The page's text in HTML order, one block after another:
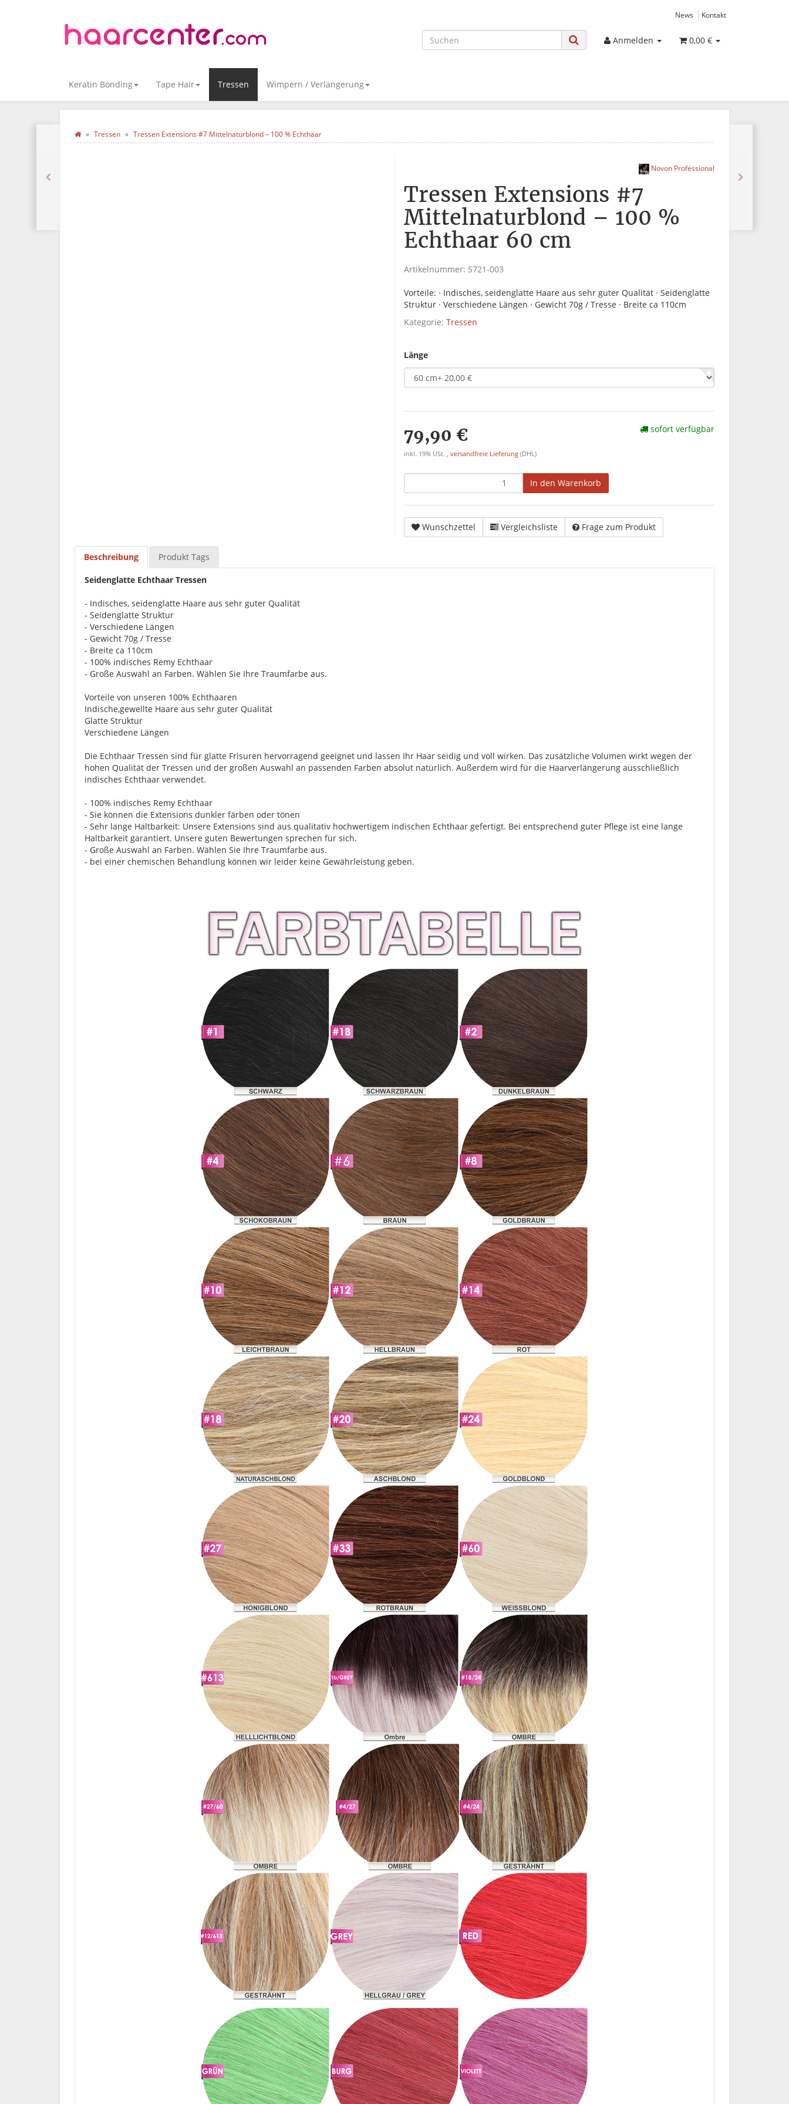
News Kontakt
Anmelden 0,00 €
Keratin Bonding Tape Hair Tressen Wimpern / Verlängerung
Tressen Tressen Extensions #7 Mittelnaturblond – 100 % Echthaar
Novon Professional
Tressen Extensions #7
Mittelnaturblond – 100 %
Echthaar 60 cm
Artikelnummer: 5721-003
Vorteile: · Indisches, seidenglatte Haare aus sehr guter Qualität · Seidenglatte
Struktur · Verschiedene Längen · Gewicht 70g / Tresse · Breite ca 110cm
Kategorie: Tressen
Länge
79,90 €
inkl. 19% USt. , versandfreie Lieferung (DHL)
sofort verfügbar
In den Warenkorb
Wunschzettel Vergleichsliste Frage zum Produkt
Beschreibung Produkt Tags
Seidenglatte Echthaar Tressen
- Indisches, seidenglatte Haare aus sehr guter Qualität
- Seidenglatte Struktur
- Verschiedene Längen
- Gewicht 70g / Tresse
- Breite ca 110cm
- 100% indisches Remy Echthaar
- Große Auswahl an Farben. Wählen Sie Ihre Traumfarbe aus.
Vorteile von unseren 100% Echthaaren
Indische,gewellte Haare aus sehr guter Qualität
Glatte Struktur
Verschiedene Längen
Die Echthaar Tressen sind für glatte Frisuren hervorragend geeignet und lassen Ihr Haar seidig und voll wirken. Das zusätzliche Volumen wirkt wegen der
hohen Qualität der Tressen und der großen Auswahl an passenden Farben absolut natürlich. Außerdem wird für die Haarverlängerung ausschließlich
indisches Echthaar verwendet.
- 100% indisches Remy Echthaar
- Sie können die Extensions dunkler färben oder tönen
- Sehr lange Haltbarkeit: Unsere Extensions sind aus qualitativ hochwertigem indischen Echthaar gefertigt. Bei entsprechend guter Pflege ist eine lange
Haltbarkeit garantiert. Unsere guten Bewertungen sprechen für sich.
- Große Auswahl an Farben. Wählen Sie Ihre Traumfarbe aus.
- bei einer chemischen Behandlung können wir leider keine Gewährleistung geben.